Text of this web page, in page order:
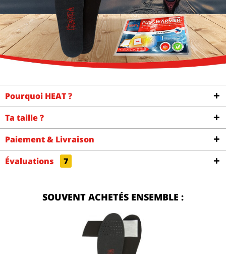
Pourquoi HEAT ?
Ta taille ?
Paiement & Livraison
Évaluations
7
SOUVENT ACHETÉS ENSEMBLE :